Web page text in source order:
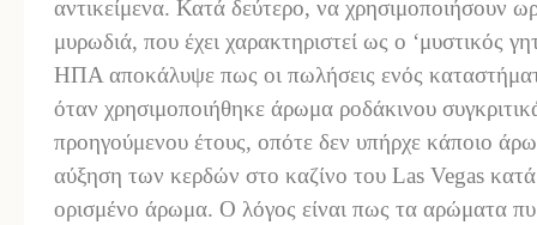
αντικείμενα. Κατά δεύτερο, να χρησιμοποιήσουν
μυρωδιά, που έχει χαρακτηριστεί ως ο ‘μυστικός
ΗΠΑ αποκάλυψε πως οι πωλήσεις ενός
όταν χρησιμοποιήθηκε άρωμα ροδάκινου
προηγούμενου έτους, οπότε δεν υπήρχε κάποιο
αύξηση των κερδών στο καζίνο του Las Vegas
ορισμένο άρωμα. Ο λόγος είναι πως τα αρώματα